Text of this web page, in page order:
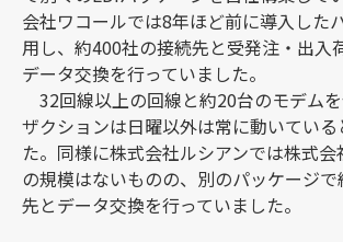
会社ワコールでは8年ほど前に導入した
用し、約400社の接続先と受発注・出入
データ交換を行っていました。
32回線以上の回線と約20台のモデム
ザクションは日曜以外は常に動いてい
た。同様に株式会社ルシアンでは株式
の規模はないものの、別のパッケージ
先とデータ交換を行っていました。